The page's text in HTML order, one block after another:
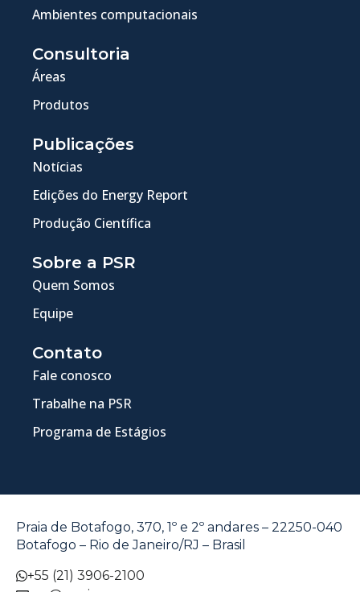
Ambientes computacionais
Consultoria
Áreas
Produtos
Publicações
Notícias
Edições do Energy Report
Produção Científica
Sobre a PSR
Quem Somos
Equipe
Contato
Fale conosco
Trabalhe na PSR
Programa de Estágios
Praia de Botafogo, 370, 1º e 2º andares – 22250-040
Botafogo – Rio de Janeiro/RJ – Brasil
+55 (21) 3906-2100